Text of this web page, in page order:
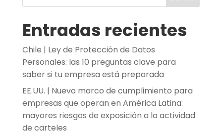
Entradas recientes
Chile | Ley de Protección de Datos
Personales: las 10 preguntas clave para
saber si tu empresa está preparada
EE.UU. | Nuevo marco de cumplimiento para
empresas que operan en América Latina:
mayores riesgos de exposición a la actividad
de carteles